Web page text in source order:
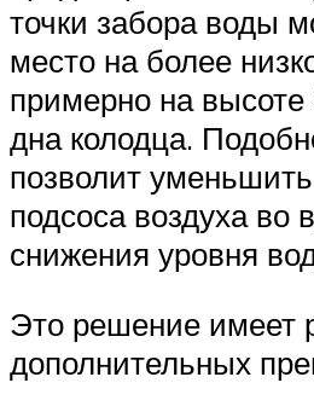
точки забора воды
место на более
примерно на
дна колодца.
позволит
подсоса воздуха во
снижения уровня
Это решение имеет
дополнительных